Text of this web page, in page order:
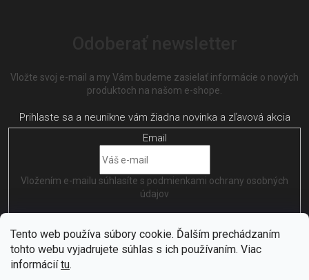
Tento web používa súbory cookie. Ďalším prechádzaním
tohto webu vyjadrujete súhlas s ich používaním. Viac
informáciítu.
Vložte svoj e-mail a my Vám budeme zasielať informácie o nových
produktoch na našom e-shope.
Email
Vložením e-mailu súhlasíte s podmienkami ochrany osobných
údajov
PRIHLÁSIŤ SA